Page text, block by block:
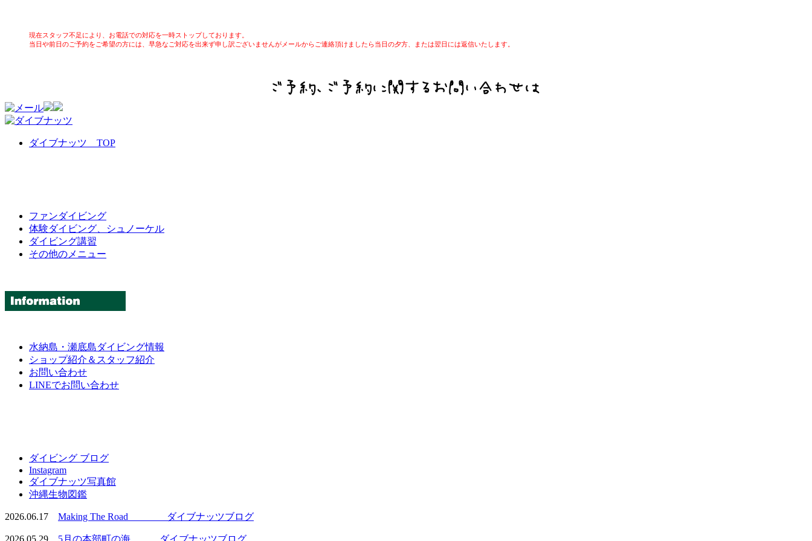
現在スタッフ不足により、お電話での対応を一時ストップしております。
当日や前日のご予約をご希望の方には、早急なご対応を出来ず申し訳ございませんがメールからご連絡頂けましたら当日の夕方、または翌日には返信いたします。
ダイブナッツ TOP
ファンダイビング
体験ダイビング、シュノーケル
ダイビング講習
その他のメニュー
水納島・瀬底島ダイビング情報
ショップ紹介＆スタッフ紹介
お問い合わせ
LINEでお問い合わせ
ダイビング ブログ
Instagram
ダイブナッツ写真館
沖縄生物図鑑
2026.06.17 Making The Road ダイブナッツブログ
2026.05.29 5月の本部町の海 ダイブナッツブログ